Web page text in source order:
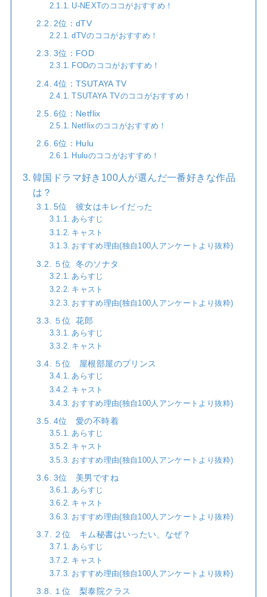
U-NEXTのココがおすすめ！
2位：dTV
dTVのココがおすすめ！
3位：FOD
FODのココがおすすめ！
4位：TSUTAYA TV
TSUTAYA TVのココがおすすめ！
6位：Netflix
Netflixのココがおすすめ！
6位：Hulu
Huluのココがおすすめ！
韓国ドラマ好き100人が選んだ一番好きな作品
は？
5位 彼女はキレイだった
あらすじ
キャスト
おすすめ理由(独自100人アンケートより抜粋)
５位 冬のソナタ
あらすじ
キャスト
おすすめ理由(独自100人アンケートより抜粋)
５位 花郎
あらすじ
キャスト
５位 屋根部屋のプリンス
あらすじ
キャスト
おすすめ理由(独自100人アンケートより抜粋)
4位 愛の不時着
あらすじ
キャスト
おすすめ理由(独自100人アンケートより抜粋)
3位 美男ですね
あらすじ
キャスト
おすすめ理由(独自100人アンケートより抜粋)
２位 キム秘書はいったい、なぜ？
あらすじ
キャスト
おすすめ理由(独自100人アンケートより抜粋)
１位 梨泰院クラス